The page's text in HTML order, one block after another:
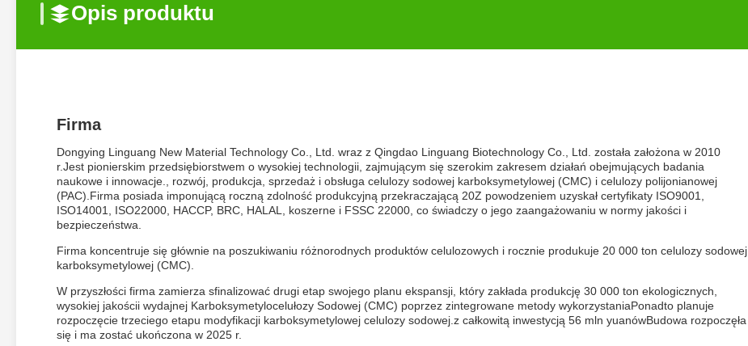
Opis produktu
Firma
Dongying Linguang New Material Technology Co., Ltd. wraz z Qingdao Linguang Biotechnology Co., Ltd. została założona w 2010
r.Jest pionierskim przedsiębiorstwem o wysokiej technologii, zajmującym się szerokim zakresem działań obejmujących badania
naukowe i innowacje., rozwój, produkcja, sprzedaż i obsługa celulozy sodowej karboksymetylowej (CMC) i celulozy polijonianowej
(PAC).Firma posiada imponującą roczną zdolność produkcyjną przekraczającą 20Z powodzeniem uzyskał certyfikaty ISO9001,
ISO14001, ISO22000, HACCP, BRC, HALAL, koszerne i FSSC 22000, co świadczy o jego zaangażowaniu w normy jakości i
bezpieczeństwa.
Firma koncentruje się głównie na poszukiwaniu różnorodnych produktów celulozowych i rocznie produkuje 20 000 ton celulozy sodowej
karboksymetylowej (CMC).
W przyszłości firma zamierza sfinalizować drugi etap swojego planu ekspansji, który zakłada produkcję 30 000 ton ekologicznych,
wysokiej jakościi wydajnej Karboksymetylocelułozy Sodowej (CMC) poprzez zintegrowane metody wykorzystaniaPonadto planuje
rozpoczęcie trzeciego etapu modyfikacji karboksymetylowej celulozy sodowej.z całkowitą inwestycją 56 mln yuanówBudowa rozpoczęła
się i ma zostać ukończona w 2025 r.